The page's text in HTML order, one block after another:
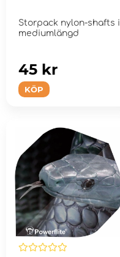
Storpack nylon-shafts i
mediumlängd
KÖP
45 kr